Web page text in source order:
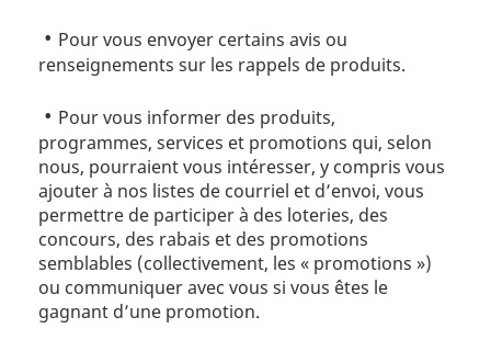
Pour vous envoyer certains avis ou
renseignements sur les rappels de produits.
Pour vous informer des produits,
programmes, services et promotions qui, selon
nous, pourraient vous intéresser, y compris vous
ajouter à nos listes de courriel et d’envoi, vous
permettre de participer à des loteries, des
concours, des rabais et des promotions
semblables (collectivement, les « promotions »)
ou communiquer avec vous si vous êtes le
gagnant d’une promotion.